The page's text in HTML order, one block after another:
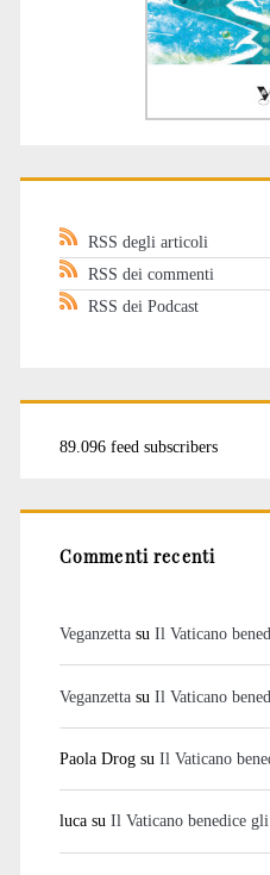
RSS degli articoli
RSS dei commenti
RSS dei Podcast
89.096 feed subscribers
Commenti recenti
Veganzettasu Il Vaticano
Veganzettasu Il Vaticano
Paola Drogsu Il Vaticano
lucasu Il Vaticano benedice